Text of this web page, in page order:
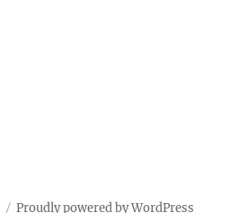
Proudly powered by WordPress